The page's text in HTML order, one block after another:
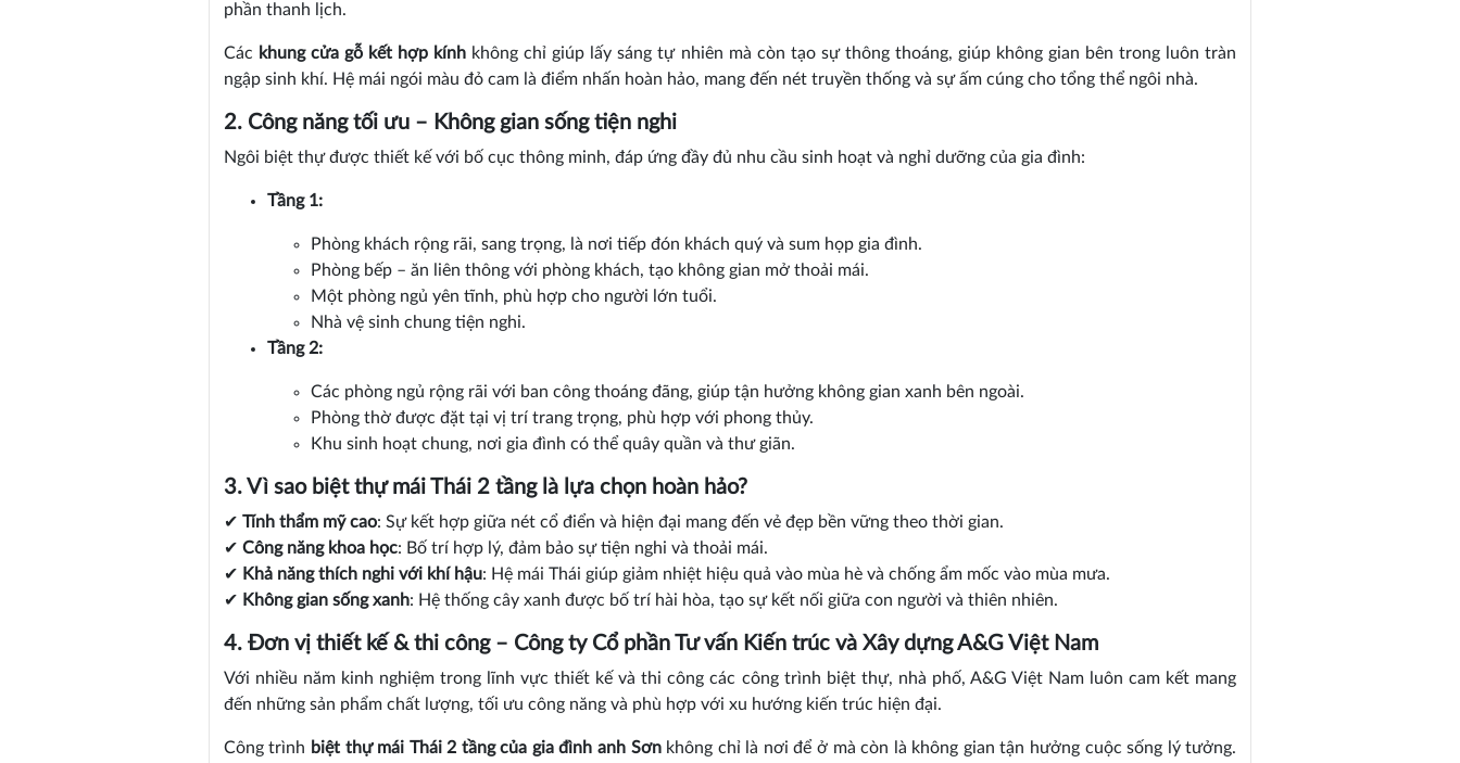
phần thanh lịch.
Các khung cửa gỗ kết hợp kính không chỉ giúp lấy sáng tự nhiên mà còn tạo sự thông thoáng, giúp không gian bên trong luôn tràn
ngập sinh khí. Hệ mái ngói màu đỏ cam là điểm nhấn hoàn hảo, mang đến nét truyền thống và sự ấm cúng cho tổng thể ngôi nhà.
2. Công năng tối ưu – Không gian sống tiện nghi
Ngôi biệt thự được thiết kế với bố cục thông minh, đáp ứng đầy đủ nhu cầu sinh hoạt và nghỉ dưỡng của gia đình:
Tầng 1:
Phòng khách rộng rãi, sang trọng, là nơi tiếp đón khách quý và sum họp gia đình.
Phòng bếp – ăn liên thông với phòng khách, tạo không gian mở thoải mái.
Một phòng ngủ yên tĩnh, phù hợp cho người lớn tuổi.
Nhà vệ sinh chung tiện nghi.
Tầng 2:
Các phòng ngủ rộng rãi với ban công thoáng đãng, giúp tận hưởng không gian xanh bên ngoài.
Phòng thờ được đặt tại vị trí trang trọng, phù hợp với phong thủy.
Khu sinh hoạt chung, nơi gia đình có thể quây quần và thư giãn.
3. Vì sao biệt thự mái Thái 2 tầng là lựa chọn hoàn hảo?
✔ Tính thẩm mỹ cao: Sự kết hợp giữa nét cổ điển và hiện đại mang đến vẻ đẹp bền vững theo thời gian.
✔ Công năng khoa học: Bố trí hợp lý, đảm bảo sự tiện nghi và thoải mái.
✔ Khả năng thích nghi với khí hậu: Hệ mái Thái giúp giảm nhiệt hiệu quả vào mùa hè và chống ẩm mốc vào mùa mưa.
✔ Không gian sống xanh: Hệ thống cây xanh được bố trí hài hòa, tạo sự kết nối giữa con người và thiên nhiên.
4. Đơn vị thiết kế & thi công – Công ty Cổ phần Tư vấn Kiến trúc và Xây dựng A&G Việt Nam
Với nhiều năm kinh nghiệm trong lĩnh vực thiết kế và thi công các công trình biệt thự, nhà phố, A&G Việt Nam luôn cam kết mang
đến những sản phẩm chất lượng, tối ưu công năng và phù hợp với xu hướng kiến trúc hiện đại.
Công trình biệt thự mái Thái 2 tầng của gia đình anh Sơnkhông chỉ là nơi để ở mà còn là không gian tận hưởng cuộc sống lý tưởng.